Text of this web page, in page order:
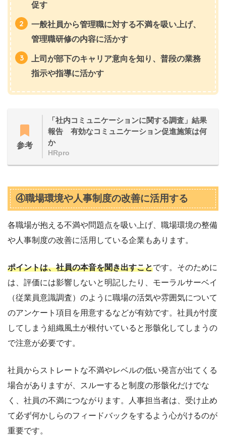
促す
一般社員から管理職に対する不満を吸い上げ、
管理職研修の内容に活かす
上司が部下のキャリア意向を知り、普段の業務
指示や指導に活かす
参考
「社内コミュニケーションに関する調査」結果
報告 有効なコミュニケーション促進施策は何
か
HRpro
④職場環境や人事制度の改善に活用する
各職場が抱える不満や問題点を吸い上げ、職場環境の整備
や人事制度の改善に活用している企業もあります。
ポイントは、社員の本音を聞き出すことです。そのために
は、評価には影響しないと明記したり、モーラルサーベイ
（従業員意識調査）のように職場の活気や雰囲気について
のアンケート項目を用意するなどが有効です。社員が忖度
してしまう組織風土が根付いていると形骸化してしまうの
で注意が必要です。
社員からストレートな不満やレベルの低い発言が出てくる
場合がありますが、スルーすると制度の形骸化だけでな
く、社員の不満につながります。人事担当者は、受け止め
て必ず何かしらのフィードバックをするよう心がけるのが
重要です。